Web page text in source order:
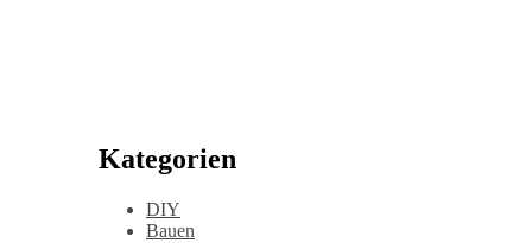
Kategorien
DIY
Bauen